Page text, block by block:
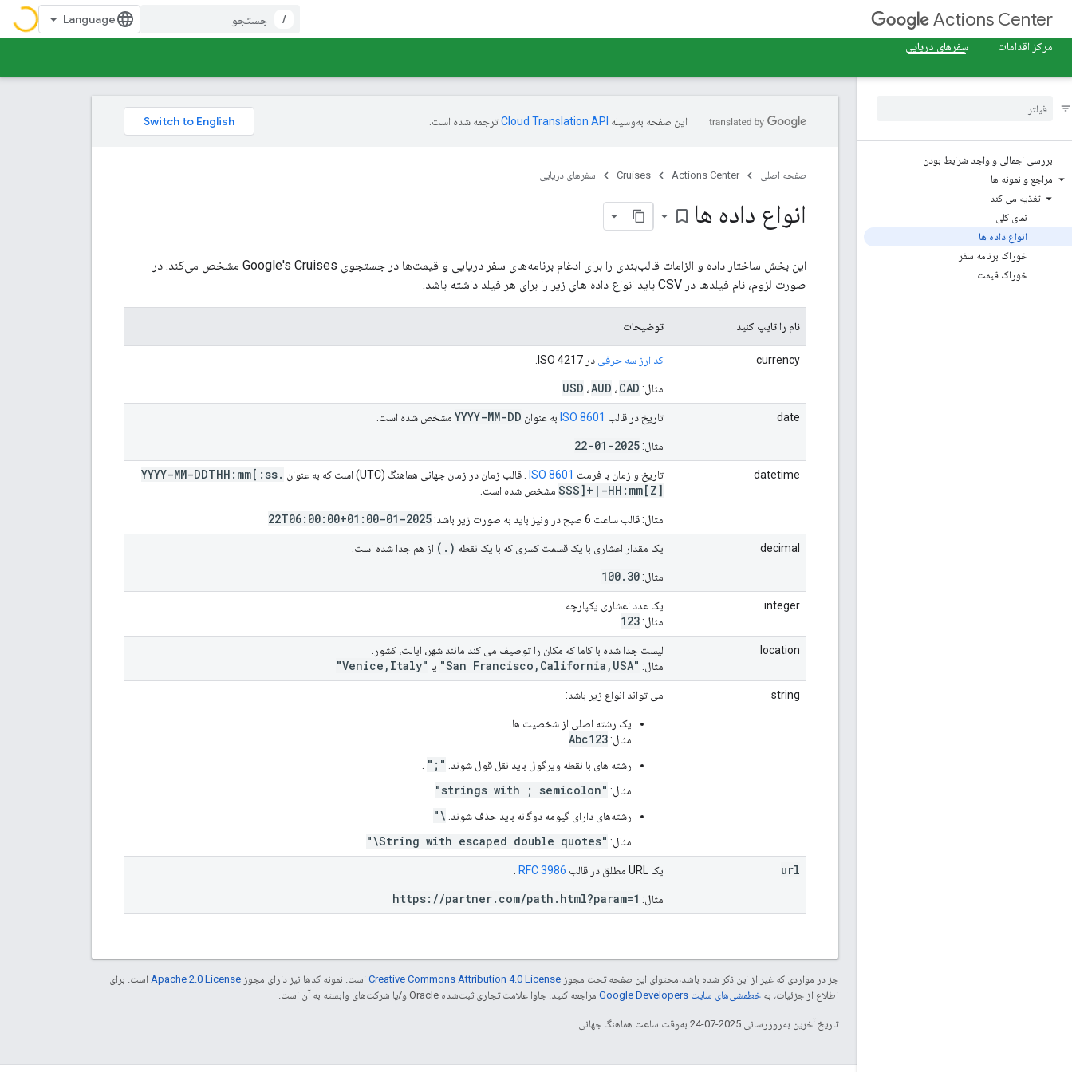
Actions Center
/
مرکز اقدامات
سفرهای دریایی
بررسی اجمالی و واجد شرایط بودن
مراجع و نمونه ها
تغذیه می کند
نمای کلی
انواع داده ها
خوراک برنامه سفر
خوراک قیمت
این صفحه به‌وسیله ترجمه شده است.
صفحه اصلی Actions Center
Cruises سفرهای دریایی
انواع داده ها bookmark_border
این بخش ساختار داده و الزامات قالب‌بندی را برای ادغام برنامه‌های سفر دریایی و قیمت‌ها در جستجوی Google's Cruises مشخص می‌کند. در
صورت لزوم، نام فیلدها در CSV باید انواع داده های زیر را برای هر فیلد داشته باشد:
نام را تایپ کنید توضیحات
currency کد ارز سه حرفی در ISO 4217.
مثال: USD ،AUD ، CAD
date تاریخ در قالب ISO 8601 به عنوان YYYY-MM-DD مشخص شده است.
مثال:2025-01-22
datetime تاریخ و زمان با فرمت ISO 8601 . قالب زمان در زمان جهانی هماهنگ (UTC) است که به عنوان YYYY-MM-DDTHH:mm[:ss.
SSS]+ | -HH:mm[Z] مشخص شده است.
مثال: قالب ساعت 6 صبح در ونیز باید به صورت زیر باشد: 2025-01-22T06:00:00+01:00
decimal یک مقدار اعشاری با یک قسمت کسری که با یک نقطه (
.
) از هم جدا شده است.
مثال:100.30
integer
یک عدد اعشاری یکپارچه
مثال:123
location
لیست جدا شده با کاما که مکان را توصیف می کند مانند شهر، ایالت، کشور.
مثال: "San Francisco,California,USA" یا "Venice,Italy"
string می تواند انواع زیر باشد:
یک رشته اصلی از شخصیت ها.
مثال:Abc123
رشته های با نقطه ویرگول باید نقل قول شوند. ";"
مثال: "strings with ; semicolon"
رشته‌های دارای گیومه دوگانه باید حذف شوند. \"
مثال: "String with escaped double quotes\"
url
یک URL مطلق در قالب RFC 3986
مثال: https://partner.com/path.html?param=1
جز در مواردی که غیر از این ذکر شده باشد،‌محتوای این صفحه تحت مجوز Creative Commons Attribution 4.0 License است. نمونه کدها نیز دارای مجوز Apache 2.0 License است. برای
اطلاع از جزئیات، به خطمشی‌های سایت Google Developers‏ مراجعه کنید. جاوا علامت تجاری ثبت‌شده Oracle و/یا شرکت‌های وابسته به آن است.
تاریخ آخرین به‌روزرسانی 2025-07-24 به‌وقت ساعت هماهنگ جهانی.